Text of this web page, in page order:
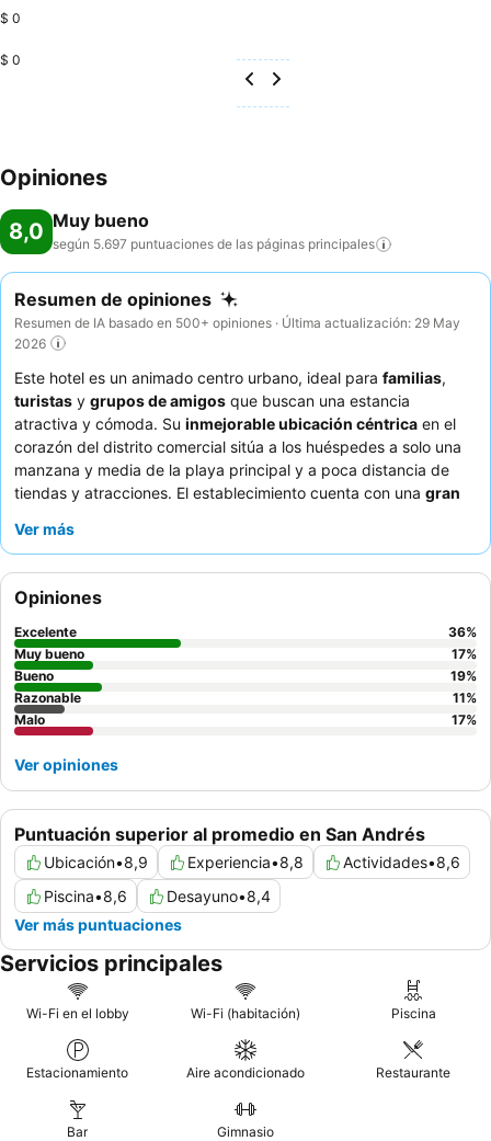
$ 0
$ 0
Opiniones
8,0 Muy bueno
según 5.697 puntuaciones de las páginas principales
Resumen de opiniones
Resumen de IA basado en 500+ opiniones · Última actualización: 29 May
2026
Este hotel es un animado centro urbano, ideal para familias,
turistas y grupos de amigos que buscan una estancia
atractiva y cómoda. Su inmejorable ubicación céntrica en el
corazón del distrito comercial sitúa a los huéspedes a solo una
manzana y media de la playa principal y a poca distancia de
tiendas y atracciones. El establecimiento cuenta con una gran
para todas las edades. Los huéspedes destacan
personal, elogiando al
undesayuno variado
opciones, incluyendo huevos hechos al momento. Para una
experiencia única, considere visitar la
pisopara disfrutar del entretenimiento nocturno.
Ver más
Puntuación superior al promedio en San Andrés
Ubicación•8,9 Experiencia•8,8 Actividades•8,6
Piscina•8,6 Desayuno•8,4
Ver más puntuaciones
Opiniones
Excelente 36%
Muy bueno
17%
Bueno
19%
Razonable
11%
Malo
17%
Ver opiniones
Servicios principales
Wi-Fi en el lobby Wi-Fi (habitación) Piscina
Estacionamiento Aire acondicionado Restaurante
Bar Gimnasio